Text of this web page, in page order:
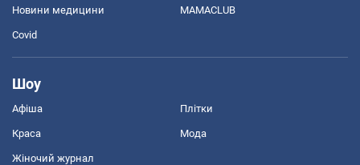
Новини медицини MAMACLUB
Covid
Шоу
Афіша Плітки
Краса Мода
Жіночий журнал